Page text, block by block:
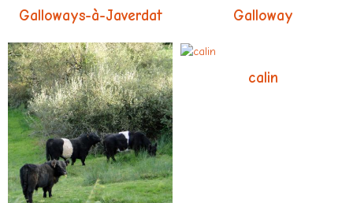
Galloways-à-Javerdat Galloway
calin